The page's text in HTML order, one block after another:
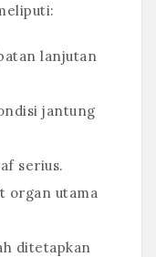
lanjutan
jantung
serius.
organ utama
ditetapkan